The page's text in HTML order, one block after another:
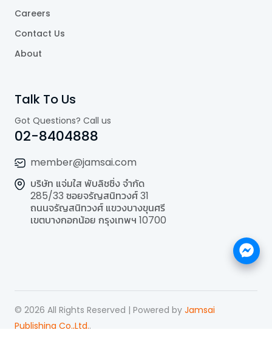
Careers
Contact Us
About
Talk To Us
Got Questions? Call us
02-8404888
member@jamsai.com
บริษัท แจ่มใส พับลิชชิ่ง จำกัด
285/33 ซอยจรัญสนิทวงศ์ 31
ถนนจรัญสนิทวงศ์ แขวงบางขุนศรี
เขตบางกอกน้อย กรุงเทพฯ 10700
© 2026 All Rights Reserved | Powered by Jamsai
Publishing Co.,Ltd..